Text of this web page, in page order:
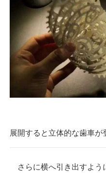
展開すると立体的な歯車が
さらに横へ引き出すよう